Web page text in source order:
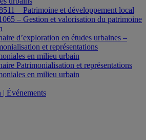
– Patrimoine et développement local
– Gestion et valorisation du patrimoine
d’exploration en études urbaines –
et représentations
en milieu urbain
Patrimonialisation et représentations
en milieu urbain
Événements